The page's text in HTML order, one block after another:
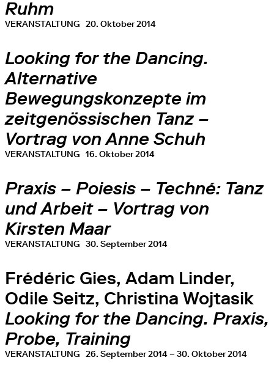
Ruhm
VERANSTALTUNG 20. Oktober 2014
Looking for the Dancing.
Alternative
Bewegungskonzepte im
zeitgenössischen Tanz –
Vortrag von Anne Schuh
VERANSTALTUNG 16. Oktober 2014
Praxis – Poiesis – Techné: Tanz
und Arbeit – Vortrag von
Kirsten Maar
VERANSTALTUNG 30. September 2014
Frédéric Gies, Adam Linder,
Odile Seitz, Christina Wojtasik
Looking for the Dancing. Praxis,
Probe, Training
VERANSTALTUNG 26. September 2014 – 30. Oktober 2014